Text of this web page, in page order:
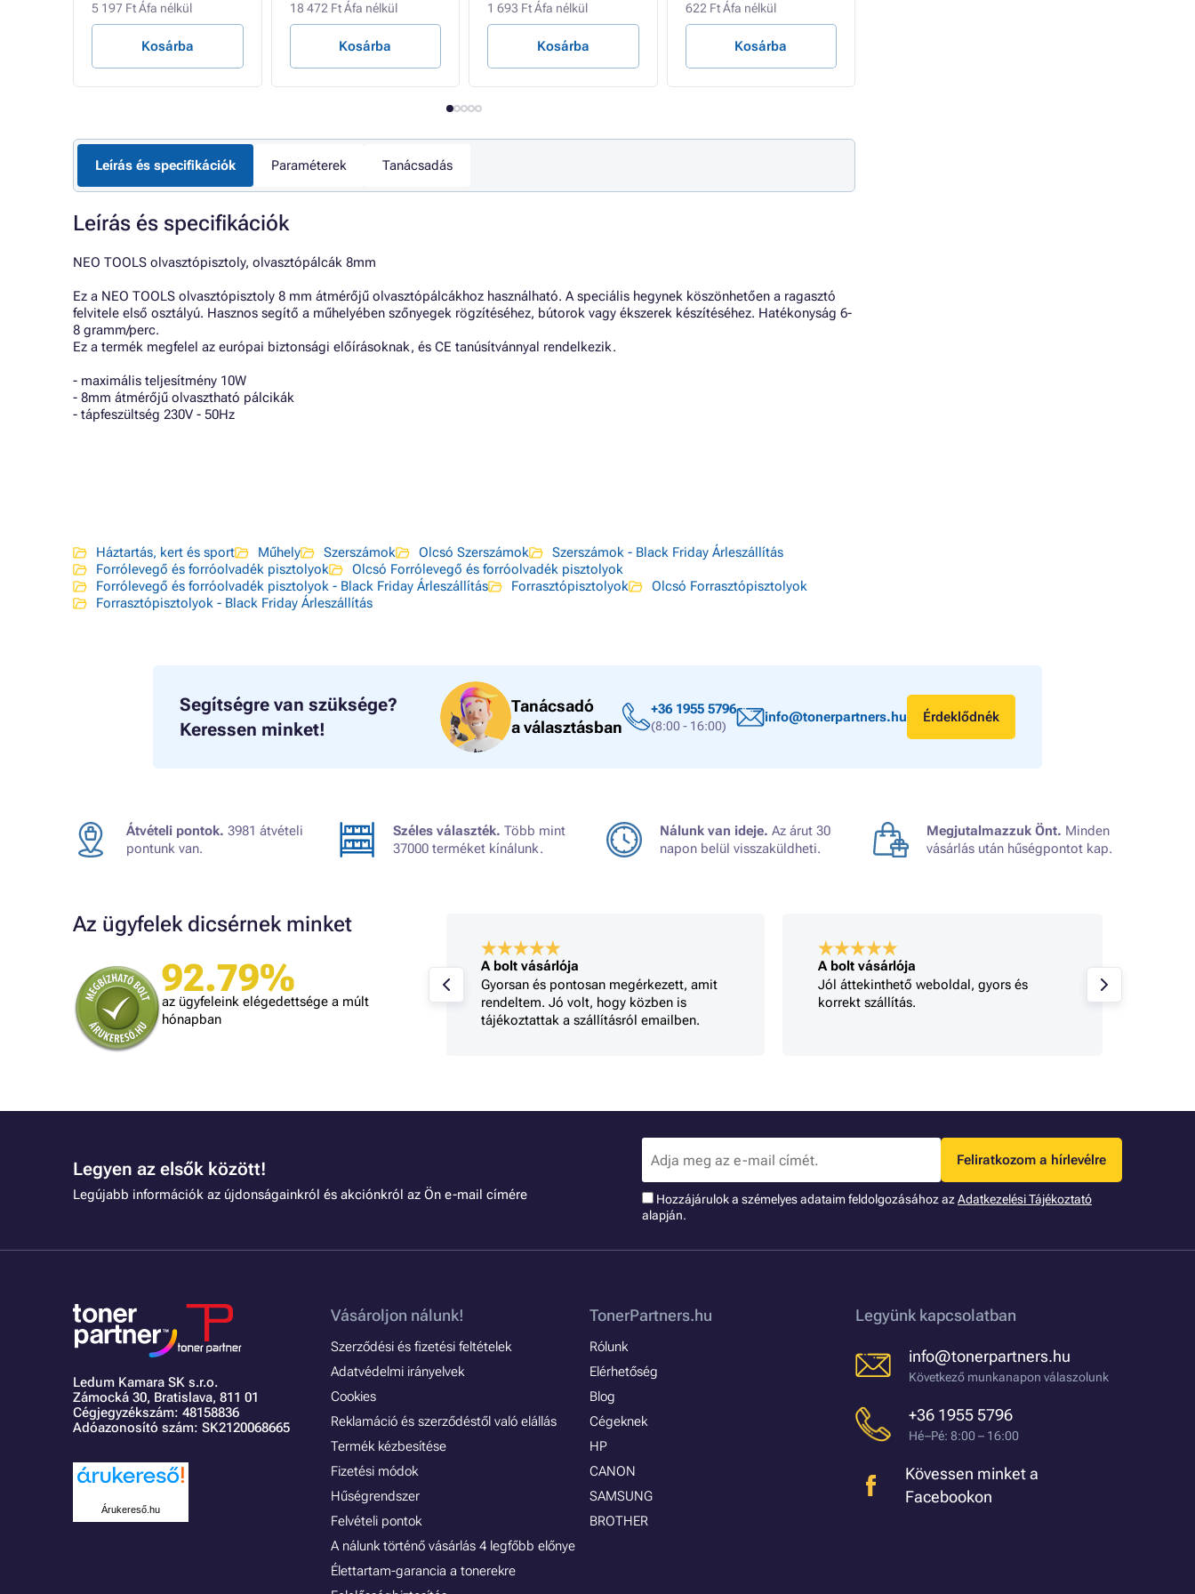
5 197 Ft Áfa nélkül
Kosárba
18 472 Ft Áfa nélkül
Kosárba
1 693 Ft Áfa nélkül
Kosárba
622 Ft Áfa nélkül
Kosárba
Leírás és specifikációk Paraméterek Tanácsadás
Leírás és specifikációk
NEO TOOLS olvasztópisztoly, olvasztópálcák 8mm
Ez a NEO TOOLS olvasztópisztoly 8 mm átmérőjű olvasztópálcákhoz használható. A speciális hegynek köszönhetően a ragasztó
felvitele első osztályú. Hasznos segítő a műhelyében szőnyegek rögzítéséhez, bútorok vagy ékszerek készítéséhez. Hatékonyság 6-
8 gramm/perc.
Ez a termék megfelel az európai biztonsági előírásoknak, és CE tanúsítvánnyal rendelkezik.
- maximális teljesítmény 10W
- 8mm átmérőjű olvasztható pálcikák
- tápfeszültség 230V - 50Hz
Háztartás, kert és sport Műhely Szerszámok Olcsó Szerszámok
Szerszámok - Black Friday Árleszállítás
Forrólevegő és forróolvadék pisztolyok
Olcsó Forrólevegő és forróolvadék pisztolyok
Forrólevegő és forróolvadék pisztolyok - Black Friday Árleszállítás
Forrasztópisztolyok
Olcsó Forrasztópisztolyok
Forrasztópisztolyok - Black Friday Árleszállítás
Segítségre van szüksége?
Keressen minket!
Tanácsadó
a választásban
+36 1955 5796
(8:00 - 16:00)
info@tonerpartners.hu Érdeklődnék
Átvételi pontok. 3981 átvételi
pontunk van.
Széles választék. Több mint
37000 terméket kínálunk.
Nálunk van ideje. Az árut 30
napon belül visszaküldheti.
Megjutalmazzuk Önt. Minden
vásárlás után hűségpontot kap.
Az ügyfelek dicsérnek minket
92.79%
az ügyfeleink elégedettsége a múlt
hónapban
Judit
A kiszállítás kicsit lassú volt, egyébként
mindennel meg vagyok elégedve!
A bolt vásárlója
Gyorsan és pontosan megérkezett, amit
rendeltem. Jó volt, hogy közben is
tájékoztattak a szállításról emailben.
A bolt vásárlója
Jól áttekinthető weboldal, gyors és
korrekt szállítás.
Legyen az elsők között!
Legújabb információk az újdonságainkról és akciónkról az Ön e-mail címére
Feliratkozom a hírlevélre
Hozzájárulok a szémelyes adataim feldolgozásához azAdatkezelési Tájékoztató
alapján.
Ledum Kamara SK s.r.o.
Zámocká 30, Bratislava, 811 01
Cégjegyzékszám: 48158836
Adóazonosító szám: SK2120068665
Árukereső.hu
Vásároljon nálunk!
Szerződési és fizetési feltételek
Adatvédelmi irányelvek
Cookies
Reklamáció és szerződéstől való elállás
Termék kézbesítése
Fizetési módok
Hűségrendszer
Felvételi pontok
A nálunk történő vásárlás 4 legfőbb előnye
Élettartam-garancia a tonerekre
TonerPartners.hu
Rólunk
Elérhetőség
Blog
Cégeknek
HP
CANON
SAMSUNG
BROTHER
Legyünk kapcsolatban
info@tonerpartners.hu
Következő munkanapon válaszolunk
+36 1955 5796
Hé–Pé: 8:00 – 16:00
Kövessen minket a
Facebookon